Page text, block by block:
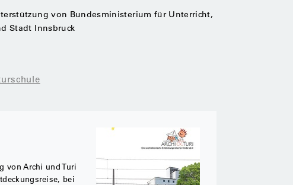
von Bundesministerium für Unterricht,
Stadt Innsbruck
von Archi und Turi
bei